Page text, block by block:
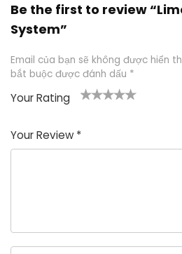
Be the first to review
System”
Email của bạn sẽ không được hiển
bắt buộc được đánh dấu *
Your Rating
Your Review *